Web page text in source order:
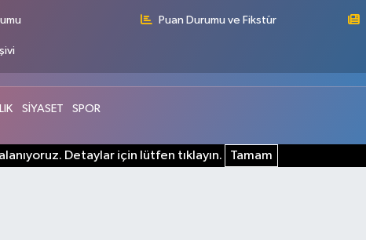
Puan Durumu ve Fikstür
SİYASET SPOR
Detaylar için lütfen tıklayın. Tamam